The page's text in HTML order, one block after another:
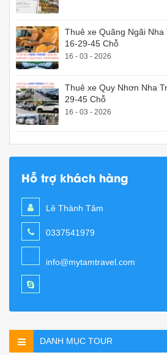
Thuê xe Quãng Ngãi Nha
16-29-45 Chỗ
16 - 03 - 2026
Thuê xe Quy Nhơn Nha
29-45 Chỗ
16 - 03 - 2026
Hỗ trợ khách hàng
Lê Thành Tâm
0337541979
info@mytamtravel.com
DANH MỤC TOUR